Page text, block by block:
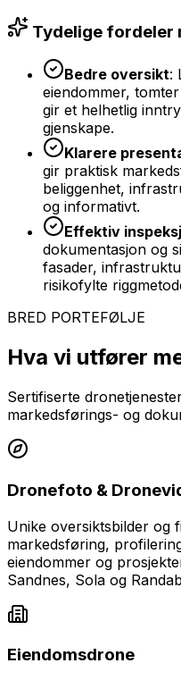
Tydelige fordeler
Bedre oversikt:
eiendommer,
gir et helhetlig
gjenskape.
Klarere
gir praktisk
beliggenhet,
og informativt.
Effektiv
dokumentasjon og
fasader,
risikofylte
BRED PORTEFØLJE
Hva vi utfører
Sertifiserte
markedsførings- og
Dronefoto &
Unike oversiktsbilder og
markedsføring,
eiendommer og
Sandnes, Sola og
Eiendomsdrone